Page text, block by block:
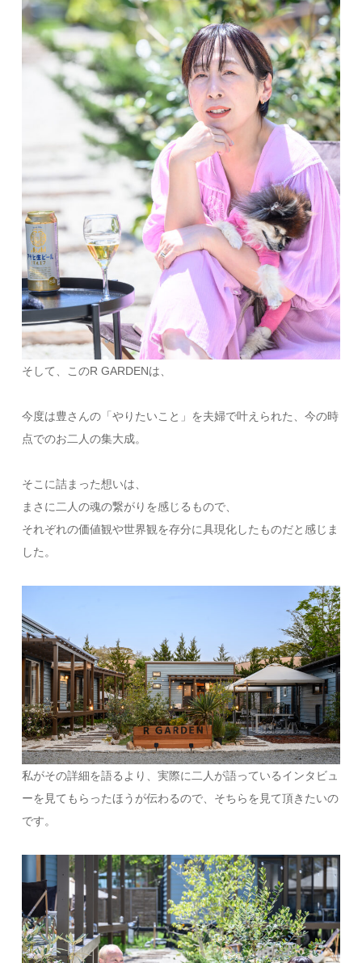
そして、このR GARDENは、
今度は豊さんの「やりたいこと」を夫婦で叶えられた、今の時
点でのお二人の集大成。
そこに詰まった想いは、
まさに二人の魂の繋がりを感じるもので、
それぞれの価値観や世界観を存分に具現化したものだと感じま
した。
私がその詳細を語るより、実際に二人が語っているインタビュ
ーを見てもらったほうが伝わるので、そちらを見て頂きたいの
です。